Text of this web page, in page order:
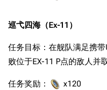
巡弋四海（Ex-11）
任务目标：在舰队满足携
败位于EX-11 P点的敌人并
任务奖励： x120